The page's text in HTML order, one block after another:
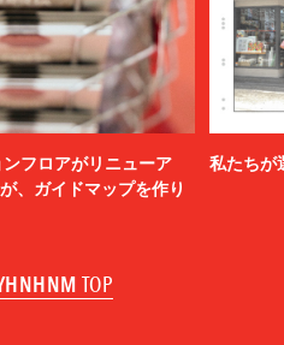
フロアがリニューア
、ガイドマップを作り
私たちが
TOP